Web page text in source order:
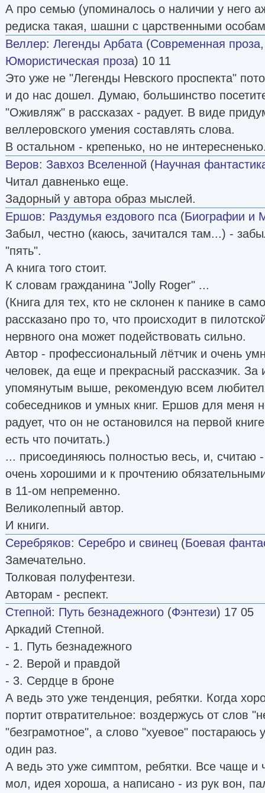
А про семью (упоминалось о наличии у него
редиска такая, шашни с царственными
Веллер: Легенды Арбата (Современная проза
Юмористическая проза) 10 11
Это уже не "Легенды Невского проспекта"
и до нас дошел. Думаю, большинство
"Оживляж" в рассказах - радует. В виде
веллеровского умения составлять слова.
В остальном - крепенько, но не
Веров: Завхоз Вселенной (Научная
Читал давненько еще.
Задорный у автора образ мыслей.
Ершов: Раздумья ездового пса (Биографии и
Забыл, честно (каюсь, зачитался там...) -
"пять".
А книга того стоит.
К словам гражданина "Jolly Roger" ...
(Книга для тех, кто не склонен к панике в
рассказано про то, что происходит в
нервного она может подействовать сильно.
Автор - профессиональный лётчик и очень
человек, да еще и прекрасный рассказчик. За
упомянутым выше, рекомендую всем
собеседников и умных книг. Ершов для меня
радует, что он не остановился на первой
есть что почитать.)
... присоединяюсь полностью весь, и, считаю -
очень хорошими и к прочтению
в 11-ом непременно.
Великолепный автор.
И книги.
Серебряков: Серебро и свинец (Боевая
Замечательно.
Толковая полуфентези.
Авторам - респект.
Степной: Путь безнадежного (Фэнтези) 17 05
Аркадий Степной.
- 1. Путь безнадежного
- 2. Верой и правдой
- 3. Сердце в броне
А ведь это уже тенденция, ребятки. Когда
портит отвратительное: воздержусь от слов
"безграмотное", а слово "хуевое" постараюсь
один раз.
А ведь это уже симптом, ребятки. Все чаще и
мол, идея хороша, а написано - из рук вон,